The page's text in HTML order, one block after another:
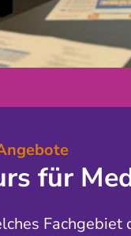
für
Fachgebiet